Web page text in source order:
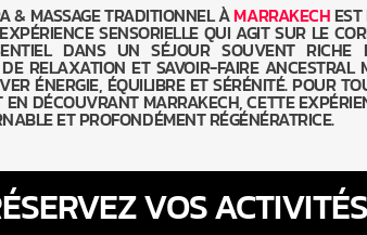
& MASSAGE TRADITIONNEL ÀMARRAKECH
SENSORIELLE QUI AGIT SUR LE
DANS UN SÉJOUR SOUVENT RICHE
RELAXATION ET SAVOIR-FAIRE
ÉNERGIE, ÉQUILIBRE ET SÉRÉNITÉ. POUR
EN DÉCOUVRANT MARRAKECH, CETTE
ET PROFONDÉMENT RÉGÉNÉRATRICE.
VOS